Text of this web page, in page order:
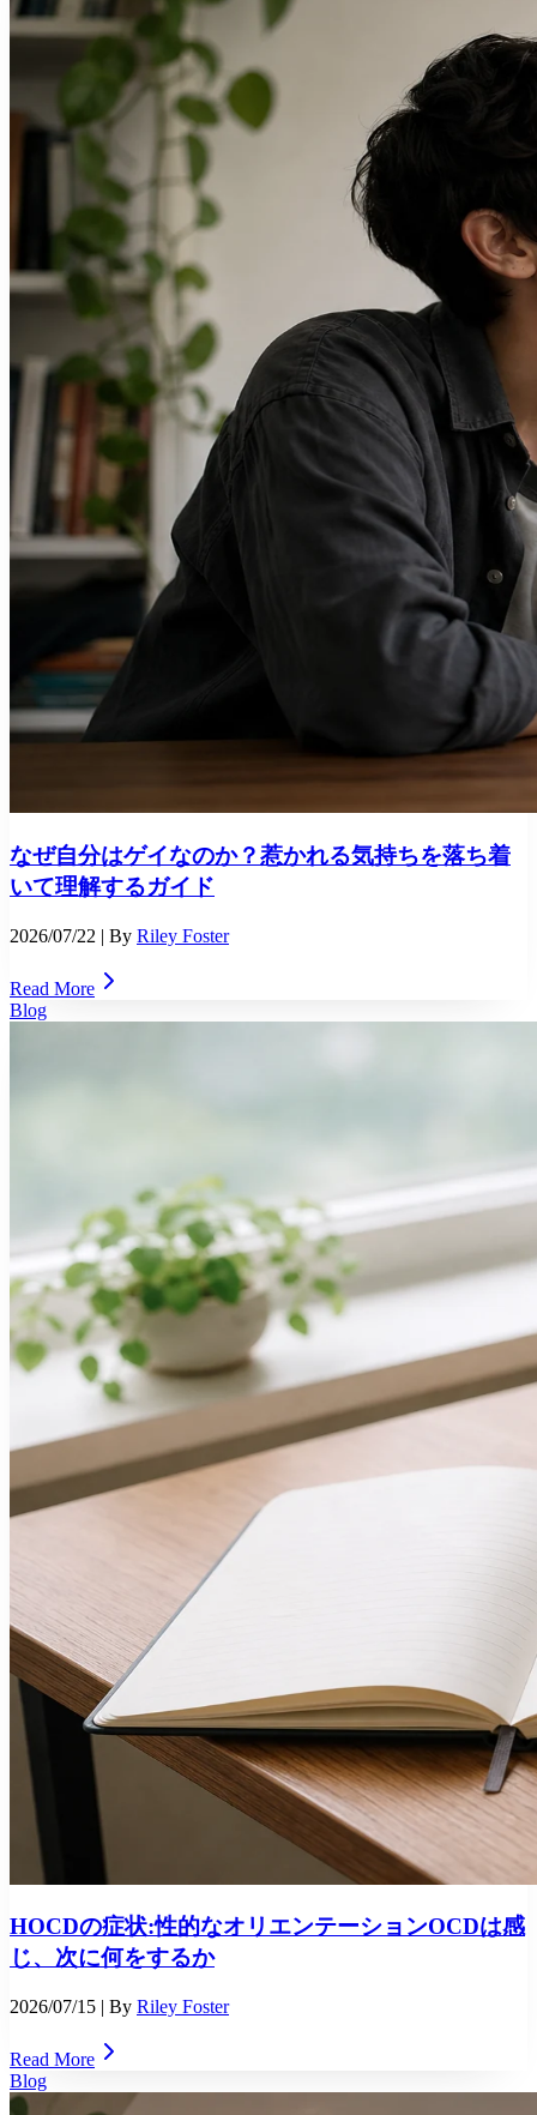
なぜ自分はゲイなのか？惹かれる気持ちを落ち着
いて理解するガイド
2026/07/22 | By Riley Foster
Read More
Blog
HOCDの症状:性的なオリエンテーションOCDは感
じ、次に何をするか
2026/07/15 | By Riley Foster
Read More
Blog